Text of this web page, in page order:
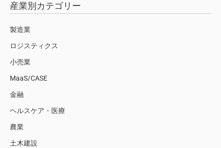
産業別カテゴリー
製造業
ロジスティクス
小売業
MaaS/CASE
金融
ヘルスケア・医療
農業
土木建設